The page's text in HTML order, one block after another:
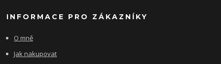
INFORMACE PRO ZÁKAZNÍKY
O mně
Jak nakupovat